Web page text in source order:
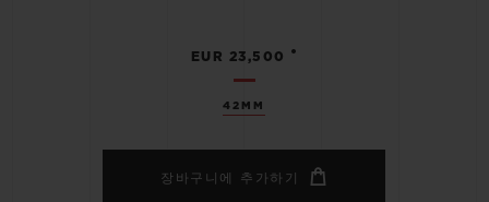
42MM
EUR 23,500 •
장바구니에 추가하기